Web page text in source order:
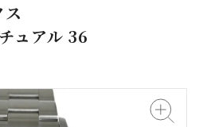
ス
ュアル 36